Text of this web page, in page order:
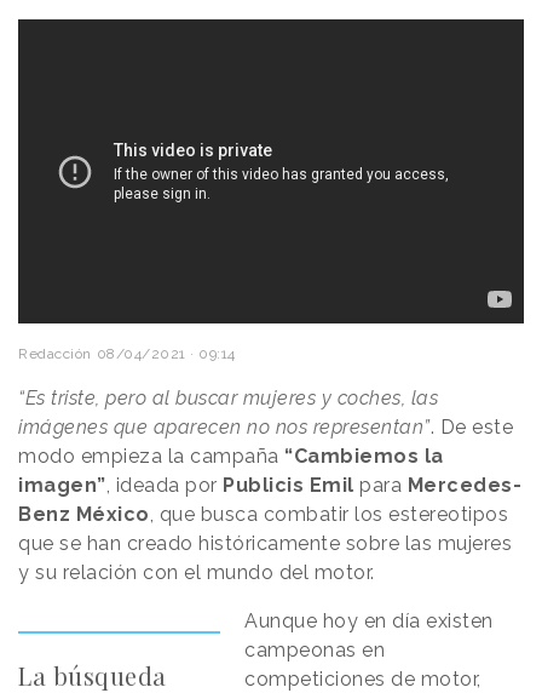
Redacción 08/04/2021 · 09:14
“Es triste, pero al buscar mujeres y coches, las
imágenes que aparecen no nos representan”. De este
modo empieza la campaña “Cambiemos la
imagen”, ideada por Publicis Emil para Mercedes-
Benz México, que busca combatir los estereotipos
que se han creado históricamente sobre las mujeres
y su relación con el mundo del motor.
La búsqueda
Aunque hoy en día existen
campeonas en
competiciones de motor,